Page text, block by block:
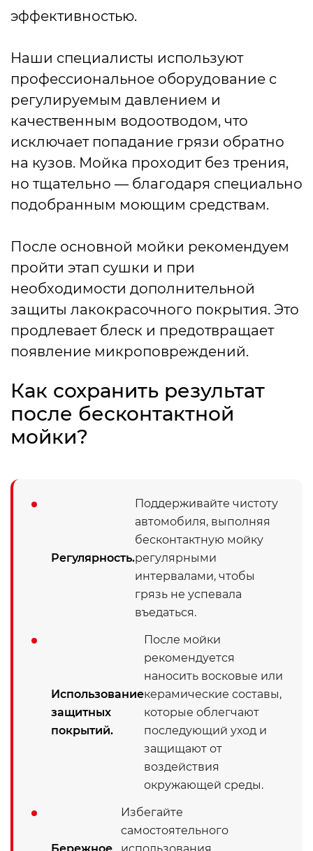
эффективностью.
Наши специалисты используют
профессиональное оборудование с
регулируемым давлением и
качественным водоотводом, что
исключает попадание грязи обратно
на кузов. Мойка проходит без трения,
но тщательно — благодаря специально
подобранным моющим средствам.
После основной мойки рекомендуем
пройти этап сушки и при
необходимости дополнительной
защиты лакокрасочного покрытия. Это
продлевает блеск и предотвращает
появление микроповреждений.
Как сохранить результат
после бесконтактной
мойки?
Регулярность.
Поддерживайте чистоту
автомобиля, выполняя
бесконтактную мойку
регулярными
интервалами, чтобы
грязь не успевала
въедаться.
Использование
защитных
покрытий.
После мойки
рекомендуется
наносить восковые или
керамические составы,
которые облегчают
последующий уход и
защищают от
воздействия
окружающей среды.
Избегайте
самостоятельного